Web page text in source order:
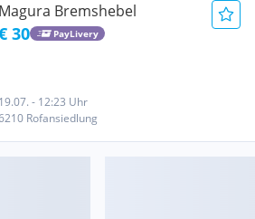
Magura Bremshebel
30 PayLivery
19.07. - 12:23 Uhr
Rofansiedlung